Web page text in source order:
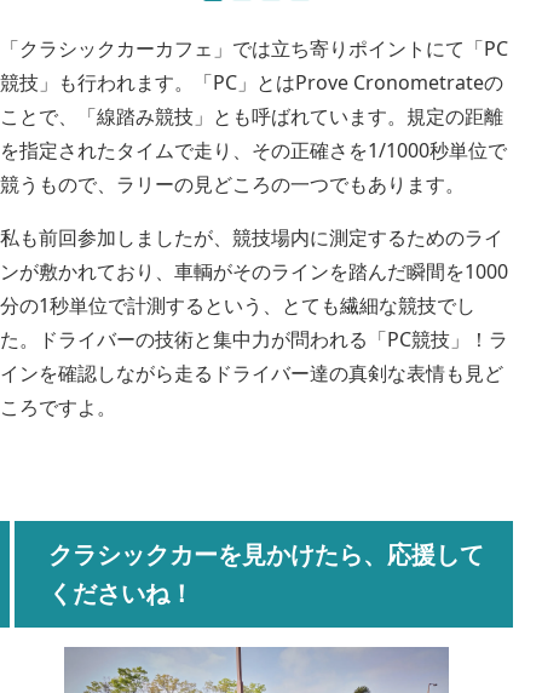
「クラシックカーカフェ」では立ち寄りポイントにて「PC
競技」も行われます。「PC」とはProve Cronometrateの
ことで、「線踏み競技」とも呼ばれています。規定の距離
を指定されたタイムで走り、その正確さを1/1000秒単位で
競うもので、ラリーの見どころの一つでもあります。
私も前回参加しましたが、競技場内に測定するためのライ
ンが敷かれており、車輌がそのラインを踏んだ瞬間を1000
分の1秒単位で計測するという、とても繊細な競技でし
た。ドライバーの技術と集中力が問われる「PC競技」！ラ
インを確認しながら走るドライバー達の真剣な表情も見ど
ころですよ。
クラシックカーを見かけたら、応援して
くださいね！